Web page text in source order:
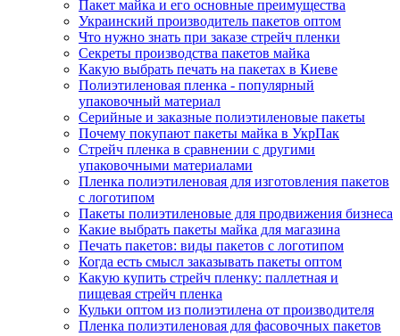
Пакет майка и его основные преимущества
Украинский производитель пакетов оптом
Что нужно знать при заказе стрейч пленки
Секреты производства пакетов майка
Какую выбрать печать на пакетах в Киеве
Полиэтиленовая пленка - популярный
упаковочный материал
Серийные и заказные полиэтиленовые пакеты
Почему покупают пакеты майка в УкрПак
Стрейч пленка в сравнении с другими
упаковочными материалами
Пленка полиэтиленовая для изготовления пакетов
с логотипом
Пакеты полиэтиленовые для продвижения бизнеса
Какие выбрать пакеты майка для магазина
Печать пакетов: виды пакетов с логотипом
Когда есть смысл заказывать пакеты оптом
Какую купить стрейч пленку: паллетная и
пищевая стрейч пленка
Кульки оптом из полиэтилена от производителя
Пленка полиэтиленовая для фасовочных пакетов